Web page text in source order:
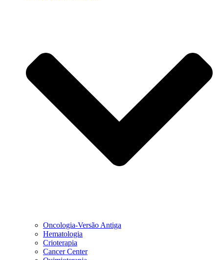
Oncologia-Versão Antiga
Hematologia
Crioterapia
Cancer Center